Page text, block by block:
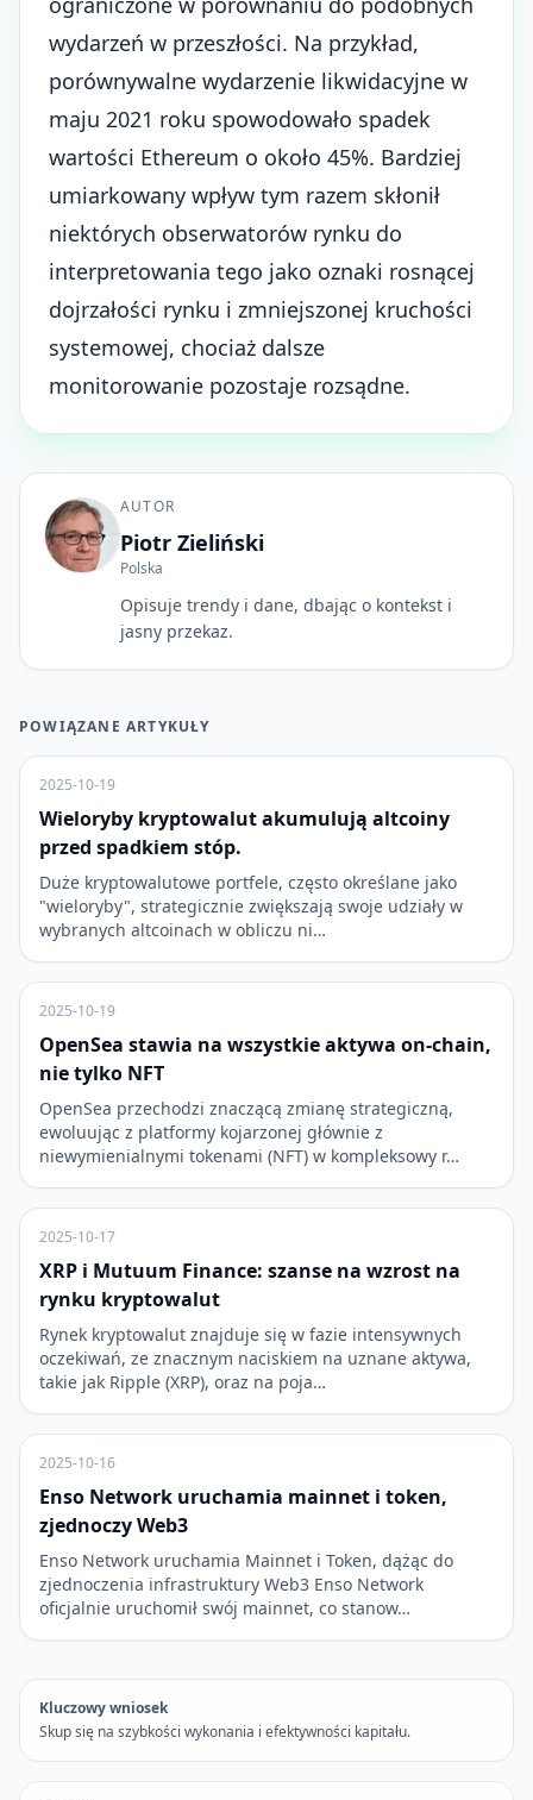
wydarzeń w przeszłości. Na przykład,
porównywalne wydarzenie likwidacyjne w
maju 2021 roku spowodowało spadek
wartości Ethereum o około 45%. Bardziej
umiarkowany wpływ tym razem skłonił
niektórych obserwatorów rynku do
interpretowania tego jako oznaki rosnącej
dojrzałości rynku i zmniejszonej kruchości
systemowej, chociaż dalsze
monitorowanie pozostaje rozsądne.
AUTOR
Piotr Zieliński
Polska
Opisuje trendy i dane, dbając o kontekst i
jasny przekaz.
POWIĄZANE ARTYKUŁY
2025-10-19
Wieloryby kryptowalut akumulują altcoiny
przed spadkiem stóp.
Duże kryptowalutowe portfele, często określane jako
"wieloryby", strategicznie zwiększają swoje udziały w
wybranych altcoinach w obliczu ni…
2025-10-19
OpenSea stawia na wszystkie aktywa on-chain,
nie tylko NFT
OpenSea przechodzi znaczącą zmianę strategiczną,
ewoluując z platformy kojarzonej głównie z
niewymienialnymi tokenami (NFT) w kompleksowy r…
2025-10-17
XRP i Mutuum Finance: szanse na wzrost na
rynku kryptowalut
Rynek kryptowalut znajduje się w fazie intensywnych
oczekiwań, ze znacznym naciskiem na uznane aktywa,
takie jak Ripple (XRP), oraz na poja…
2025-10-16
Enso Network uruchamia mainnet i token,
zjednoczy Web3
Enso Network uruchamia Mainnet i Token, dążąc do
zjednoczenia infrastruktury Web3 Enso Network
oficjalnie uruchomił swój mainnet, co stanow…
Kluczowy wniosek
Skup się na szybkości wykonania i efektywności kapitału.